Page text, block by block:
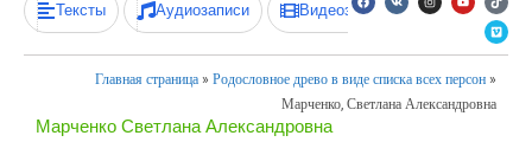
Тексты Аудиозаписи Видеозаписи
Главная страница » Родословное древо в виде списка всех персон »
Марченко, Светлана Александровна
Марченко Светлана Александровна